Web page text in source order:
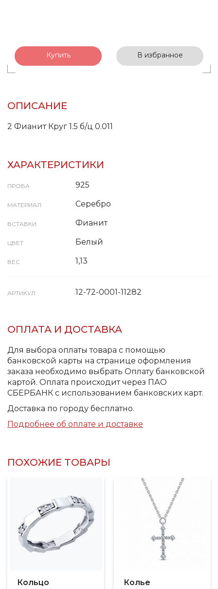
Купить В избранное
ОПИСАНИЕ
2 Фианит Круг 1.5 б/ц 0.011
ХАРАКТЕРИСТИКИ
ПРОБА 925
МАТЕРИАЛ Серебро
ВСТАВКИ Фианит
ЦВЕТ Белый
ВЕС 1,13
АРТИКУЛ 12-72-0001-11282
ОПЛАТА И ДОСТАВКА
Для выбора оплаты товара с помощью
банковской карты на странице оформления
заказа необходимо выбрать Оплату банковской
картой. Оплата происходит через ПАО
СБЕРБАНК с использованием банковских карт.
Доставка по городу бесплатно.
Подробнее об оплате и доставке
ПОХОЖИЕ ТОВАРЫ
Кольцо Колье